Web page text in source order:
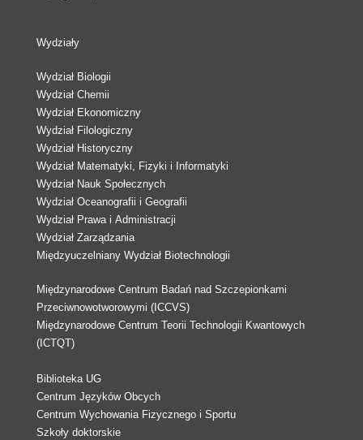
Wydziały
Wydział Biologii
Wydział Chemii
Wydział Ekonomiczny
Wydział Filologiczny
Wydział Historyczny
Wydział Matematyki, Fizyki i Informatyki
Wydział Nauk Społecznych
Wydział Oceanografii i Geografii
Wydział Prawa i Administracji
Wydział Zarządzania
Międzyuczelniany Wydział Biotechnologii
Międzynarodowe Centrum Badań nad Szczepionkami
Przeciwnowotworowymi (ICCVS)
Międzynarodowe Centrum Teorii Technologii Kwantowych
(ICTQT)
Biblioteka UG
Centrum Języków Obcych
Centrum Wychowania Fizycznego i Sportu
Szkoły doktorskie